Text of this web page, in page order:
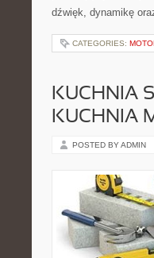
dźwięk, dynamikę
CATEGORIES:
KUCHNIA
KUCHNIA
POSTED BY ADMIN